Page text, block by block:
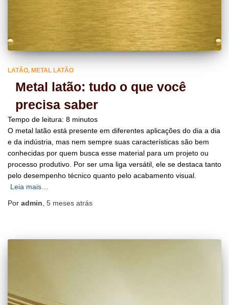
LATÃO METAL LATÃO
Metal latão: tudo o que você
precisa saber
Tempo de leitura: 8 minutos
O metal latão está presente em diferentes aplicações do dia a dia
e da indústria, mas nem sempre suas características são bem
conhecidas por quem busca esse material para um projeto ou
processo produtivo. Por ser uma liga versátil, ele se destaca tanto
pelo desempenho técnico quanto pelo acabamento visual.
Leia mais…
Por admin 5 meses atrás